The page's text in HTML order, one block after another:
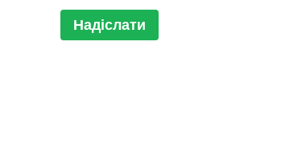
Надіслати